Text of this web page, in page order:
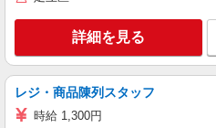
詳細を見る
レジ・商品陳列スタッフ
時給 1,300円